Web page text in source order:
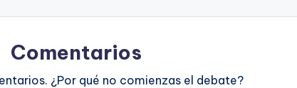
Comentarios
¿Por qué no comienzas el debate?